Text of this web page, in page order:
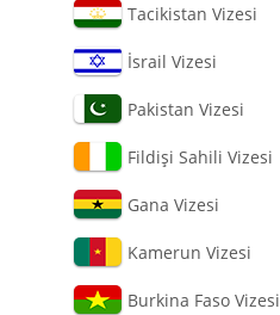
Tacikistan Vizesi
İsrail Vizesi
Pakistan Vizesi
Fildişi Sahili Vizesi
Gana Vizesi
Kamerun Vizesi
Burkina Faso Vizesi